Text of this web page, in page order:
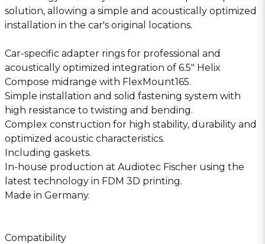
solution, allowing a simple and acoustically optimized
installation in the car′s original locations.
Car-specific adapter rings for professional and
acoustically optimized integration of 6.5″ Helix
Compose midrange with FlexMount165.
Simple installation and solid fastening system with
high resistance to twisting and bending.
Complex construction for high stability, durability and
optimized acoustic characteristics.
Including gaskets.
In-house production at Audiotec Fischer using the
latest technology in FDM 3D printing.
Made in Germany.
Compatibility